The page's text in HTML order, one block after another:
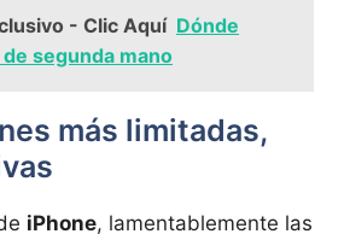
- Clic Aquí Dónde
segunda mano
más limitadas,
iPhone, lamentablemente las